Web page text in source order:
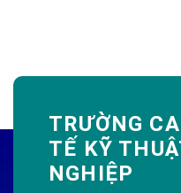
TRƯỜNG
TẾ KỸ
NGHIỆP